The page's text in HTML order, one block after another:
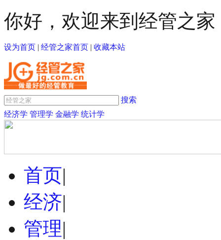
你好，欢迎来到经管之家
设为首页 | 经管之家首页 | 收藏本站
搜索
经济学 管理学 金融学 统计学
首页|
经济|
管理|